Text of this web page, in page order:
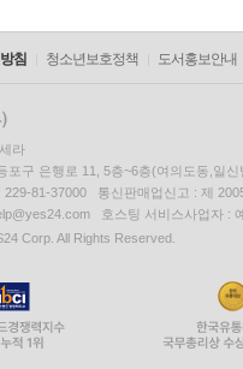
침 청소년보호정책 도서홍보안내
라
포구 은행로 11, 5층~6층(여의도동,일신
229-81-37000 통신판매업신고 : 제
호스팅 서비스사업자 :
Corp. All Rights Reserved.